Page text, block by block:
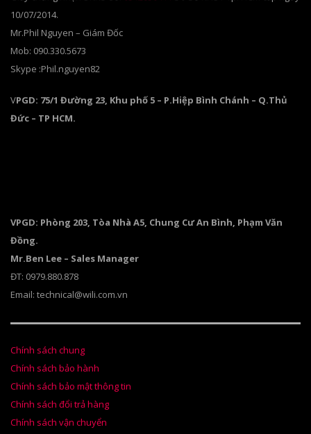
10/07/2014.
Mr.Phil Nguyen – Giám Đốc
Mob: 090.330.5673
Skype :Phil.nguyen82
VPGD: 75/1 Đường 23, Khu phố 5 – P.Hiệp Bình Chánh – Q.Thủ
Đức – TP HCM.
VPGD: Phòng 203, Tòa Nhà A5, Chung Cư An Bình, Phạm Văn
Đồng.
Mr.Ben Lee – Sales Manager
ĐT: 0979.880.878
Email: technical@wili.com.vn
Chính sách chung
Chính sách bảo hành
Chính sách bảo mật thông tin
Chính sách đổi trả hàng
Chính sách vận chuyển